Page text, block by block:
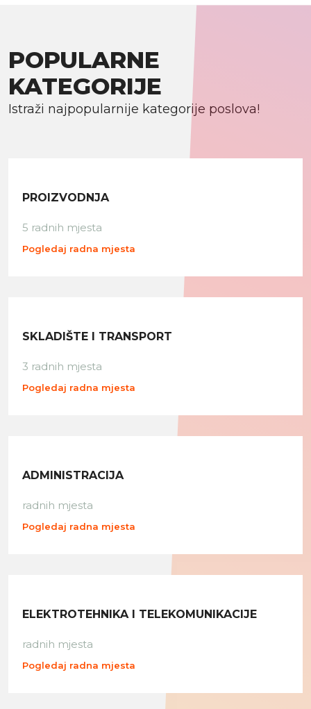
POPULARNE
KATEGORIJE
Istraži najpopularnije kategorije poslova!
PROIZVODNJA
5 radnih mjesta
Pogledaj radna mjesta
SKLADIŠTE I TRANSPORT
3 radnih mjesta
Pogledaj radna mjesta
ADMINISTRACIJA
radnih mjesta
Pogledaj radna mjesta
ELEKTROTEHNIKA I TELEKOMUNIKACIJE
radnih mjesta
Pogledaj radna mjesta